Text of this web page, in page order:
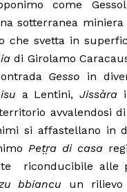
come
sotterranea
che svetta in
di Girolamo
Gesso in
a Lentini, Jissàra
avvalendosi
si affastellano in
Peṭṛa di casa
riconducibile alle
bbiancu un rilievo